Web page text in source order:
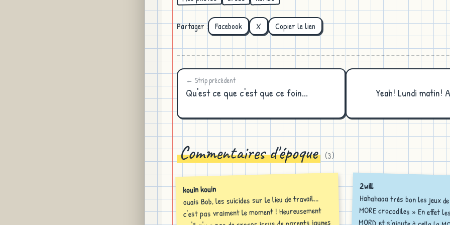
Partager : Facebook X Copier le lien
← Strip précédent
Qu'est ce que c'est que ce foin...
Yeah! Lundi matin!
Commentaires d'époque (3)
kouin kouin
ouais Bob, les suicides sur le lieu de travail...
c'est pas vraiment le moment ! Heureusement
2will
Hahahaaa très bon les jeux
MORE crocodiles » En
MORD et s’ajoute à cella la